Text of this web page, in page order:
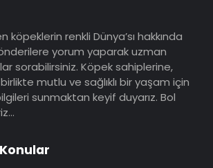
köpeklerin renkli Dünya’sı hakkında
yorum yaparak uzman
sorabilirsiniz. Köpek sahiplerine,
mutlu ve sağlıklı bir yaşam için
sunmaktan keyif duyarız. Bol